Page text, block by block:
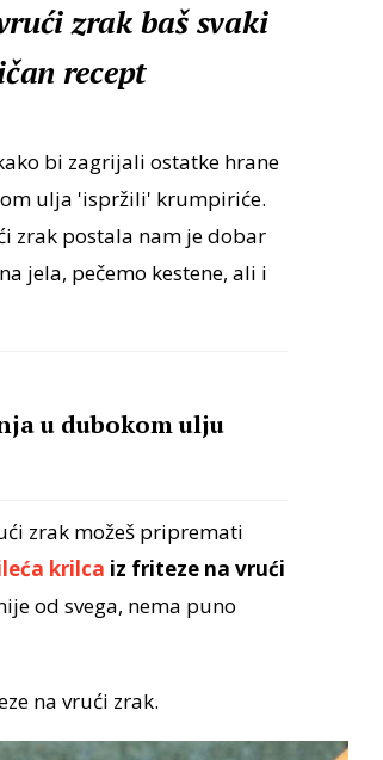
zrak baš svaki
recept
bi zagrijali ostatke hrane
ulja 'ispržili' krumpiriće.
zrak postala nam je dobar
jela, pečemo kestene, ali i
u dubokom ulju
zrak možeš pripremati
krilca iz friteze na vrući
od svega, nema puno
na vrući zrak.